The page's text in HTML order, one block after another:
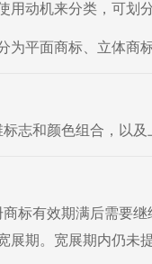
用动机来分类，可
为平面商标、立体商
志和颜色组合，以
标有效期满后需要
展期。宽展期内仍未